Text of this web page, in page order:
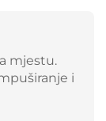
mjestu.
i